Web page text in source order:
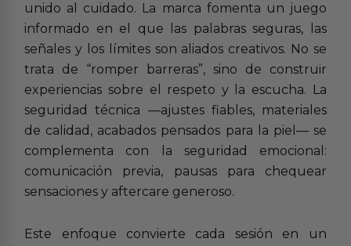
unido al cuidado. La marca fomenta un juego
informado en el que las palabras seguras, las
señales y los límites son aliados creativos. No se
trata de “romper barreras”, sino de construir
experiencias sobre el respeto y la escucha. La
seguridad técnica —ajustes fiables, materiales
de calidad, acabados pensados para la piel— se
complementa con la seguridad emocional:
comunicación previa, pausas para chequear
sensaciones y aftercare generoso.
Este enfoque convierte cada sesión en un